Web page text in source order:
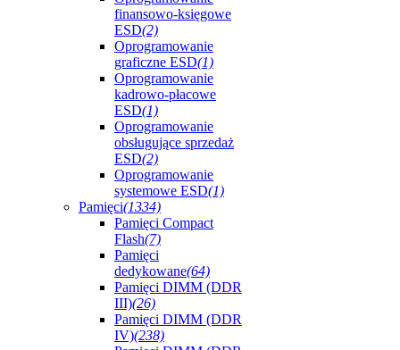
finansowo-księgowe
ESD(2)
Oprogramowanie
graficzne ESD(1)
Oprogramowanie
kadrowo-płacowe
ESD(1)
Oprogramowanie
obsługujące sprzedaż
ESD(2)
Oprogramowanie
systemowe ESD(1)
Pamięci(1334)
Pamięci Compact
Flash(7)
Pamięci
dedykowane(64)
Pamięci DIMM (DDR
III)(26)
Pamięci DIMM (DDR
IV)(238)